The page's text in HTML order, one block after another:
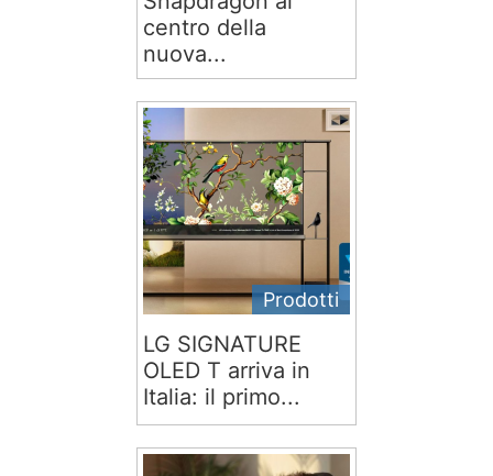
centro della
nuova...
Prodotti
LG SIGNATURE
OLED T arriva in
Italia: il primo...